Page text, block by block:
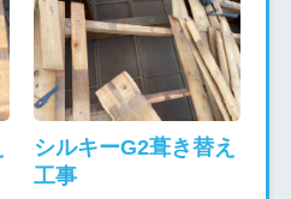
シルキーG2葺き替え
工事